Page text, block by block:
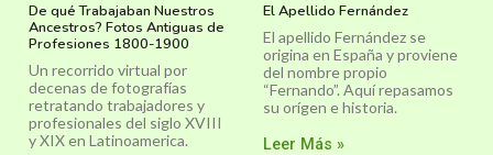
De qué Trabajaban Nuestros
Ancestros? Fotos Antiguas de
Profesiones 1800-1900
Un recorrido virtual por
decenas de fotografías
retratando trabajadores y
profesionales del siglo XVIII
y XIX en Latinoamerica.
El Apellido Fernández
El apellido Fernández se
origina en España y proviene
del nombre propio
“Fernando”. Aquí repasamos
su orígen e historia.
Leer Más »